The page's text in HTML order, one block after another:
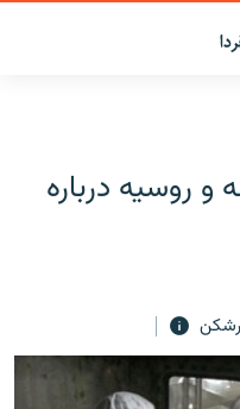
و روسیه درباره